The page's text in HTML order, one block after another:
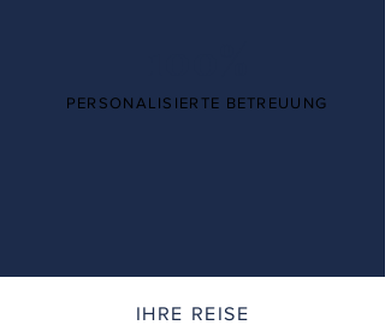
PERSONALISIERTE BETREUUNG
IHRE REISE